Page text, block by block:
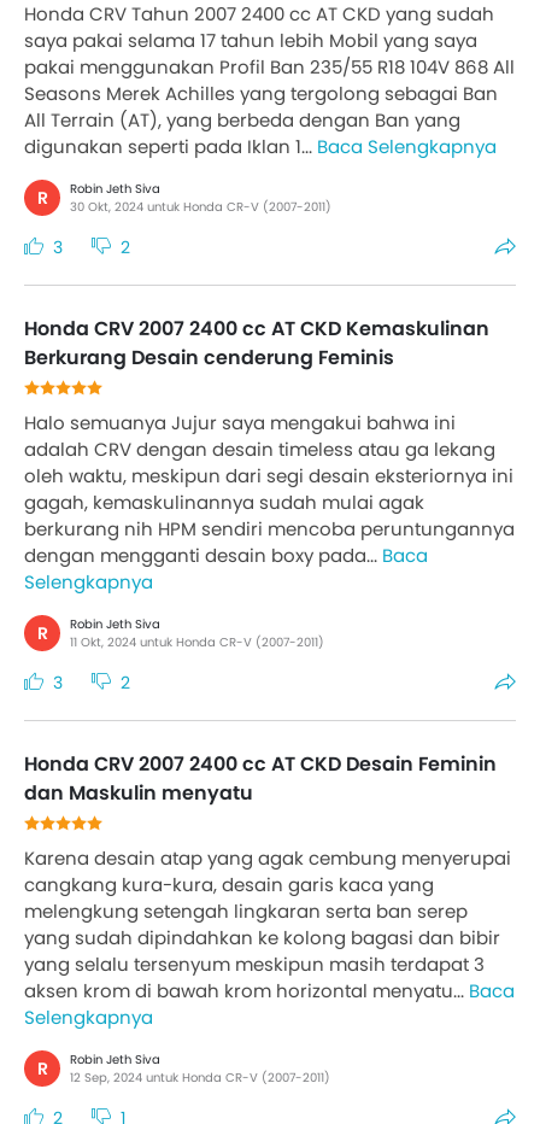
Honda CRV Tahun 2007 2400 cc AT CKD yang sudah
saya pakai selama 17 tahun lebih Mobil yang saya
pakai menggunakan Profil Ban 235/55 R18 104V 868 All
Seasons Merek Achilles yang tergolong sebagai Ban
All Terrain (AT), yang berbeda dengan Ban yang
digunakan seperti pada Iklan 1... Baca Selengkapnya
R
Robin Jeth Siva
30 Okt, 2024 untuk Honda CR-V (2007-2011)
3 2
Honda CRV 2007 2400 cc AT CKD Kemaskulinan
Berkurang Desain cenderung Feminis
Halo semuanya Jujur saya mengakui bahwa ini
adalah CRV dengan desain timeless atau ga lekang
oleh waktu, meskipun dari segi desain eksteriornya ini
gagah, kemaskulinannya sudah mulai agak
berkurang nih HPM sendiri mencoba peruntungannya
dengan mengganti desain boxy pada... Baca
Selengkapnya
R
Robin Jeth Siva
11 Okt, 2024 untuk Honda CR-V (2007-2011)
3 2
Honda CRV 2007 2400 cc AT CKD Desain Feminin
dan Maskulin menyatu
Karena desain atap yang agak cembung menyerupai
cangkang kura-kura, desain garis kaca yang
melengkung setengah lingkaran serta ban serep
yang sudah dipindahkan ke kolong bagasi dan bibir
yang selalu tersenyum meskipun masih terdapat 3
aksen krom di bawah krom horizontal menyatu... Baca
Selengkapnya
R
Robin Jeth Siva
12 Sep, 2024 untuk Honda CR-V (2007-2011)
2 1